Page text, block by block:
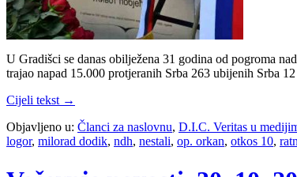
U Gradišci se danas obilježena 31 godina od pogroma
trajao napad 15.000 protjeranih Srba 263 ubijenih Srba
Cijeli tekst →
Objavljeno u: Članci za naslovnu, D.I.C. Veritas u
logor, milorad dodik, ndh, nestali, op. orkan, otkos 10,